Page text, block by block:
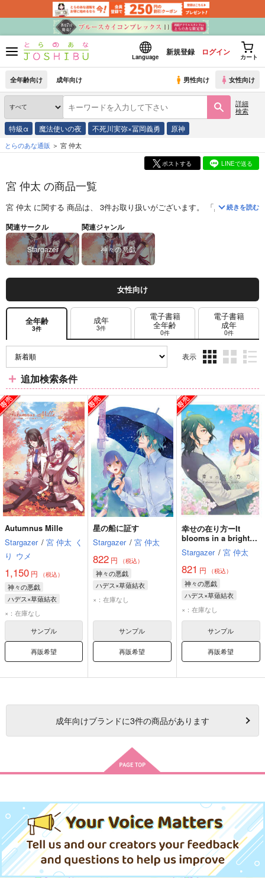
Language
新規登録 ログイン
カート
全年齢向け 成年向け 男性向け 女性向け
詳細
検索
特級α 魔法使いの夜 不死川実弥×冨岡義勇 原神
とらのあな通販 宮 仲太
ポストする LINEで送る
宮 仲太 の商品一覧
宮 仲太 に関する 商品は、 3件お取り扱いがございます。 「Autumnus
続きを読む
関連サークル
Stargazer
関連ジャンル
神々の悪戯
女性向け
全年齢
3件
成年
3件
電子書籍
全年齢
0件
電子書籍
成年
0件
表示
ム
表
示
ム
表
示
ム
表
示
追加検索条件
Autumnus Mille
Stargazer / 宮 仲太 く
り ウメ
1,150 円 （税込）
神々の悪戯
ハデス×草薙結衣
ハデス・アイドネウス
草薙結衣
×：在庫なし
サンプル
再販希望
星の船に証す
Stargazer / 宮 仲太
822 円 （税込）
神々の悪戯
ハデス×草薙結衣
ハデス・アイドネウス
×：在庫なし
サンプル
再販希望
幸せの在り方ーIt
blooms in a brighter
worldー
Stargazer / 宮 仲太
821 円 （税込）
神々の悪戯
ハデス×草薙結衣
ハデス・アイドネウス
草薙結衣
×：在庫なし
サンプル
再販希望
成年向けブランドに3件の商品があります